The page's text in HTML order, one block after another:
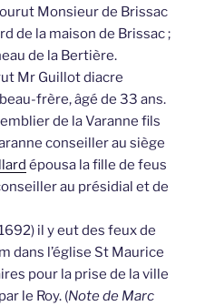
Monsieur de Brissac
de la maison de Brissac ;
de la Bertière.
Mr Guillot diacre
frère, âgé de 33 ans.
de la Varanne fils
conseiller au siège
épousa la fille de feus
au présidial et de
il y eut des feux de
dans l’église St Maurice
pour la prise de la ville
le Roy. (Note de Marc